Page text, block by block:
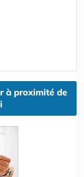
à proximité de